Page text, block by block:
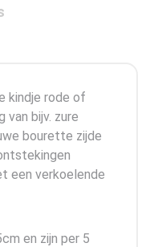
kindje rode of
bijv. zure
bourette zijde
een verkoelende
en zijn per 5